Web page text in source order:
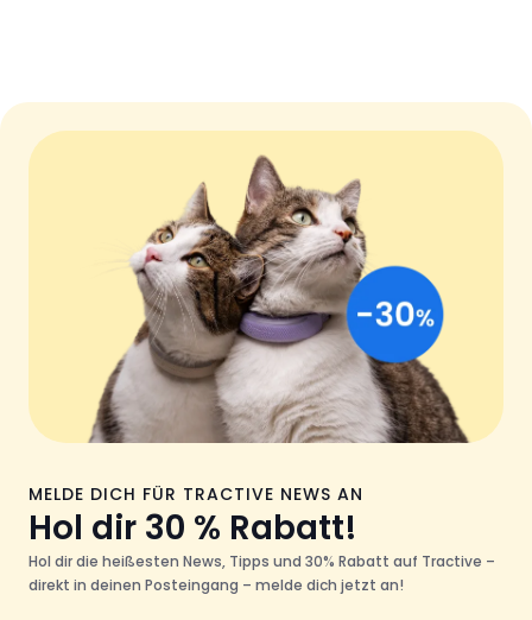
MELDE DICH FÜR TRACTIVE NEWS AN
Hol dir 30 % Rabatt!
Hol dir die heißesten News, Tipps und 30% Rabatt auf Tractive –
direkt in deinen Posteingang – melde dich jetzt an!